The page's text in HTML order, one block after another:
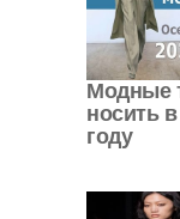
Модные
носить
году